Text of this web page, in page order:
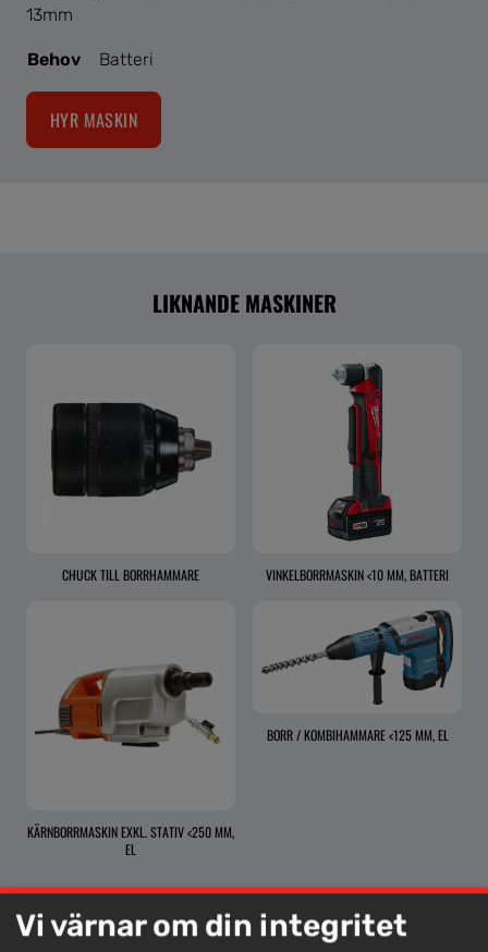
13mm
Behov Batteri
HYR MASKIN
LIKNANDE MASKINER
CHUCK TILL BORRHAMMARE VINKELBORRMASKIN <10 MM, BATTERI
KÄRNBORRMASKIN EXKL. STATIV <250 MM,
EL
BORR / KOMBIHAMMARE <125 MM, EL
Vi värnar om din integritet